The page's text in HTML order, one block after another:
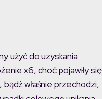
użyć do uzyskania
x6, choć pojawiły się
właśnie przechodzi,